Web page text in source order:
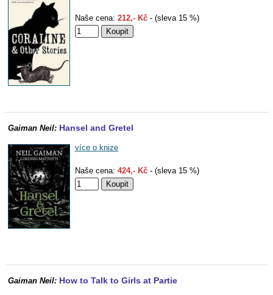
Naše cena: 212,- Kč - (sleva 15 %)
Gaiman Neil: Hansel and Gretel
více o knize
Naše cena: 424,- Kč - (sleva 15 %)
Gaiman Neil: How to Talk to Girls at Partie